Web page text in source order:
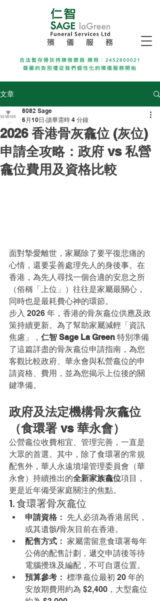
殯 儀 服 務
合法暫存骨灰持牌殮葬商 牌照：2452800021
尊嚴的告別禮從我們個性化的殯儀服務開始
文章
2026 香港骨灰龕位 (灰位)
申請全攻略：政府 vs 私營
龕位費用及資格比較
8082 Sage
6月10日 讀畢需時 4 分鐘
面對摯愛離世，家屬除了要平復悲痛的
心情，還要妥善處理先人的身後事。在
香港，為先人尋找一個合適的安息之所
（俗稱「上位」）往往是家屬最關心，
同時也是最耗費心神的環節。
步入 2026 年，香港的骨灰龕位供應及政
策持續更新。為了幫助家屬減輕「資訊
焦慮」， 仁智 Sage La Green 特別準備
了這篇詳盡的骨灰龕位申請指南，為您
客觀比較政府、華永會與私營龕位的申
請資格、費用，並為您揭示上位後的關
鍵準備。
政府及法定機構骨灰龕位
（食環署 vs 華永會）
公營龕位收費相宜、管理完善，一直是
大眾的首選。其中，除了食環署的常規
配售外，華人永遠墳場管理委員會（華
永會）持續推出的全新家族龕位項目，
更是近年備受家庭關注的焦點。
1. 食環署骨灰龕位
申請資格： 先人必須為香港居民，
或其遺骸/骨灰目前在香港。
配售方式： 家屬需留意食環署每年
公佈的配售計劃，遞交申請後等待
電腦攪珠及編配，不可自選位置。
預算參考： 標準龕位最初 20 年的
安放期費用約為 $2,400，大型龕位